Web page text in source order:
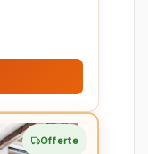
Offerte